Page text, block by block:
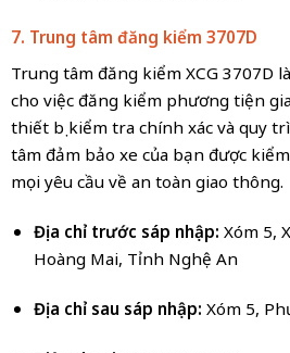
7. Trung tâm đăng kiểm 3707D
Trung tâm đăng kiểm XCG 3707D
cho việc đăng kiểm phương tiện
thiết bị kiểm tra chính xác và quy
tâm đảm bảo xe của bạn được
mọi yêu cầu về an toàn giao thông.
Địa chỉ trước sáp nhập: Xóm 5,
Hoàng Mai, Tỉnh Nghệ An
Địa chỉ sau sáp nhập: Xóm 5,